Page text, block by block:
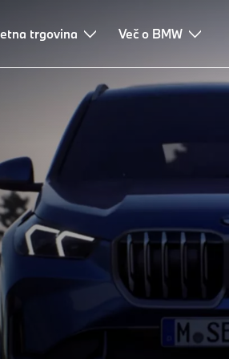
trgovina Več o BMW
Tehnologije Financiranje in lizing